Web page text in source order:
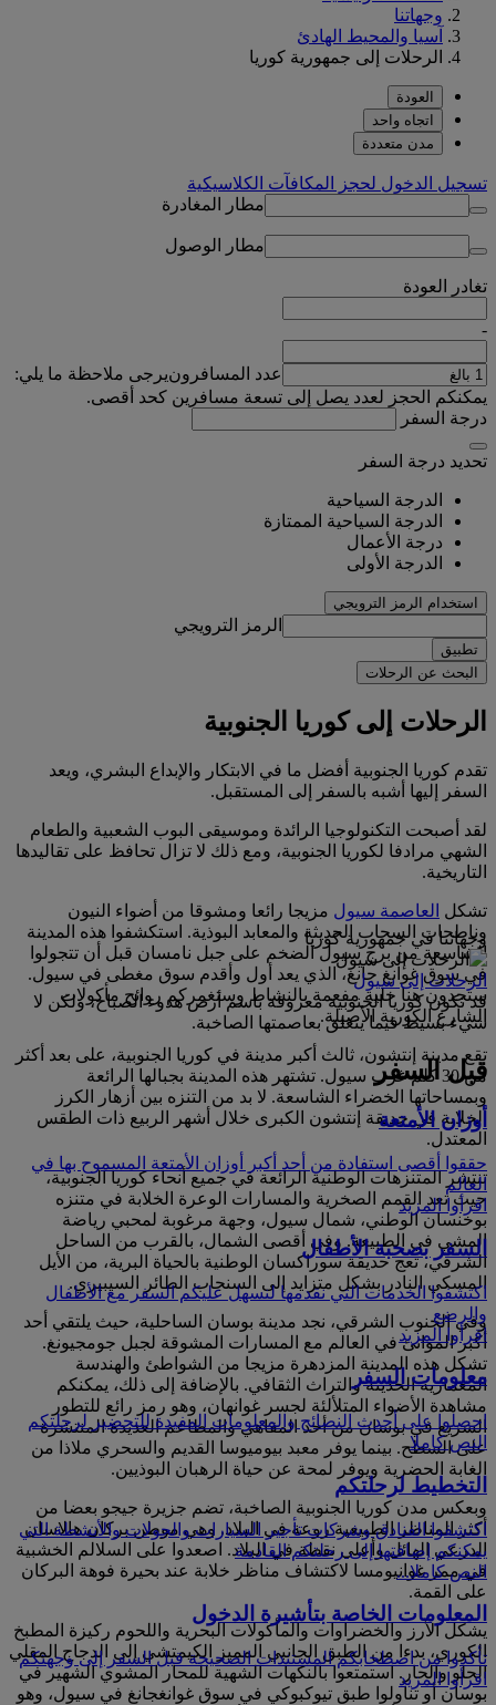
وجهاتنا
آسيا والمحيط الهادئ
الرحلات إلى جمهورية كوريا
العودة
اتجاه واحد
مدن متعددة
تسجيل الدخول لحجز المكافآت الكلاسيكية
مطار المغادرة
مطار الوصول
تغادر العودة
-
عدد المسافرونيرجى ملاحظة ما يلي:
يمكنكم الحجز لعدد يصل إلى تسعة مسافرين كحد أقصى.
درجة السفر
تحديد درجة السفر
الدرجة السياحية
الدرجة السياحية الممتازة
درجة الأعمال
الدرجة الأولى
استخدام الرمز الترويجي
الرمز الترويجي
تطبيق
البحث عن الرحلات
الرحلات إلى كوريا الجنوبية
تقدم كوريا الجنوبية أفضل ما في الابتكار والإبداع البشري، ويعد
السفر إليها أشبه بالسفر إلى المستقبل.
لقد أصبحت التكنولوجيا الرائدة وموسيقى البوب الشعبية والطعام
الشهي مرادفا لكوريا الجنوبية، ومع ذلك لا تزال تحافظ على تقاليدها
التاريخية.
تشكل العاصمة سيول مزيجا رائعا ومشوقا من أضواء النيون
وناطحات السحاب الحديثة والمعابد البوذية. استكشفوا هذه المدينة
الشاسعة من برج سيول الضخم على جبل نامسان قبل أن تتجولوا
في سوق غوانغ جانغ، الذي يعد أول وأقدم سوق مغطى في سيول.
ستجدون هنا خلية مفعمة بالنشاط وستغمركم روائح مأكولات
الشارع الكورية الأصيلة.
تقع مدينة إنتشون، ثالث أكبر مدينة في كوريا الجنوبية، على بعد أكثر
من 30 كلم غرب سيول. تشتهر هذه المدينة بجبالها الرائعة
وبمساحاتها الخضراء الشاسعة. لا بد من التنزه بين أزهار الكرز
الخلابة في حديقة إنتشون الكبرى خلال أشهر الربيع ذات الطقس
المعتدل.
تنتشر المتنزهات الوطنية الرائعة في جميع أنحاء كوريا الجنوبية،
حيث تعد القمم الصخرية والمسارات الوعرة الخلابة في متنزه
بوخنسان الوطني، شمال سيول، وجهة مرغوبة لمحبي رياضة
المشي في الطبيعة. وفي أقصى الشمال، بالقرب من الساحل
الشرقي، تعج حديقة سوراكسان الوطنية بالحياة البرية، من الأيل
المسكي النادر بشكل متزايد إلى السنجاب الطائر السيبيري.
وفي الجنوب الشرقي، نجد مدينة بوسان الساحلية، حيث يلتقي أحد
أكبر الموانئ في العالم مع المسارات المشوقة لجبل جومجيونغ.
تشكل هذه المدينة المزدهرة مزيجا من الشواطئ والهندسة
المعمارية الحديثة والتراث الثقافي. بالإضافة إلى ذلك، يمكنكم
مشاهدة الأضواء المتلألئة لجسر غوانهان، وهو رمز رائع للتطور
السريع في بوسان من أحد المقاهي والمطاعم العديدة المنتشرة
على السطح. بينما يوفر معبد بيوميوسا القديم والسحري ملاذا من
الغابة الحضرية ويوفر لمحة عن حياة الرهبان البوذيين.
وبعكس مدن كوريا الجنوبية الصاخبة، تضم جزيرة جيجو بعضا من
أكثر المناظر الطبيعية روعة في البلاد. وهي موطن بركان هالاسان
الدرعي الهائل وأعلى نقطة في البلاد. اصعدوا على السلالم الخشبية
في ممر غوانيومسا لاكتشاف مناظر خلابة عند بحيرة فوهة البركان
على القمة.
يشكل الأرز والخضراوات والمأكولات البحرية واللحوم ركيزة المطبخ
الكوري، بدءا من الطبق الجانبي المميز الكيمتشي إلى الدجاج المقلي
الحلو والحار. استمتعوا بالنكهات الشهية للمحار المشوي الشهير في
بوسان أو تناولوا طبق تيوكبوكي في سوق غوانغجانغ في سيول، وهو
وجهاتنا في جمهورية كوريا
الرحلات إلى سيول
قد تكون كوريا الجنوبية معروفة باسم أرض هدوء الصباح، ولكن لا
شيء بسيط فيما يتعلق بعاصمتها الصاخبة.
قبل السفر
أوزان الأمتعة
حققوا أقصى استفادة من أحد أكبر أوزان الأمتعة المسموح بها في
العالم
اقرأوا المزيد
السفر بصحبة الأطفال
اكتشفوا الخدمات التي نقدمها لنسهل عليكم السفر مع الأطفال
والرضع
اقرأوا المزيد
معلومات السفر
احصلوا على أحدث النصائح والمعلومات المفيدة للتحضير لرحلتكم
النص كاملا
التخطيط لرحلتكم
اكتشفوا الفنادق وشركات تأجير السيارات والجولات والأنشطة التي
يمكنكم إضافتها إلى رحلتكم القادمة
النص كاملا...
المعلومات الخاصة بتأشيرة الدخول
تأكدوا من اصطحابكم المستندات الصحيحة قبل السفر إلى وجهتكم
اقرأوا المزيد